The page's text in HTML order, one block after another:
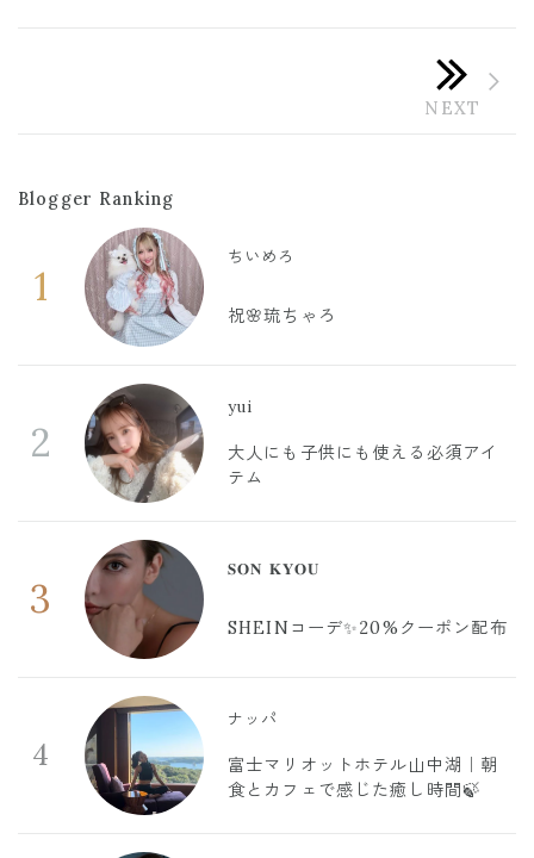
Blogger Ranking
1
ちいめろ
祝🌸琉ちゃろ
2
yui
大人にも子供にも使える必須アイ
テム
3
𝐒𝐎𝐍 𝐊𝐘𝐎𝐔
SHEINコーデ✨20%クーポン配布
4
ナッパ
富士マリオットホテル山中湖｜朝
食とカフェで感じた癒し時間🍃